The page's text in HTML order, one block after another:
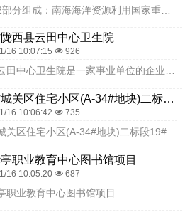
西县云田中心卫生院
16 10:07:15 926
陇西县云田中心卫生院是一家事业单位的企业,位于陇西县云田镇三十铺村下街社30号,目前处于开业状态,经营范围包括为人民身体健康提供医疗与预防保健服务。医疗,常见病...
甘肃省城关区住宅小区(A-34#地块)二标段19#幼儿园
16 10:06:42 735
职业教育中心图书馆项目
16 10:05:20 687
职业教育中心图书馆项目...